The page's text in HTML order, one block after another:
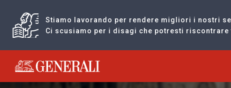
Stiamo lavorando per rendere migliori i nostri
Ci scusiamo per i disagi che potresti riscontrare
Generali logo